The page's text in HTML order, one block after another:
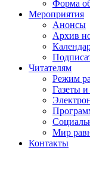
Форма
Мероприятия
Анонсы
Архив
Читателям
Режим
Газеты
Мир
Контакты